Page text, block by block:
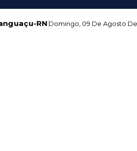
RN Domingo, 09 De Agosto